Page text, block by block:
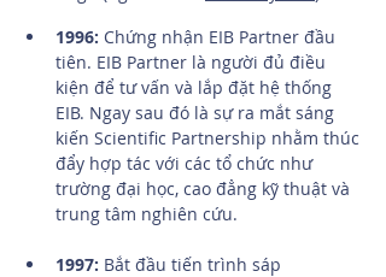
1996: Chứng nhận EIB Partner đầu
tiên. EIB Partner là người đủ điều
kiện để tư vấn và lắp đặt hệ thống
EIB. Ngay sau đó là sự ra mắt sáng
kiến Scientific Partnership nhằm thúc
đẩy hợp tác với các tổ chức như
trường đại học, cao đẳng kỹ thuật và
trung tâm nghiên cứu.
1997: Bắt đầu tiến trình sáp